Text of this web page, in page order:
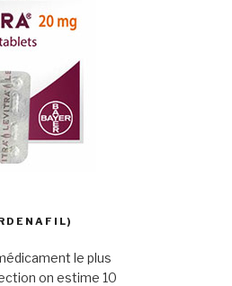
le plus
on estime 10